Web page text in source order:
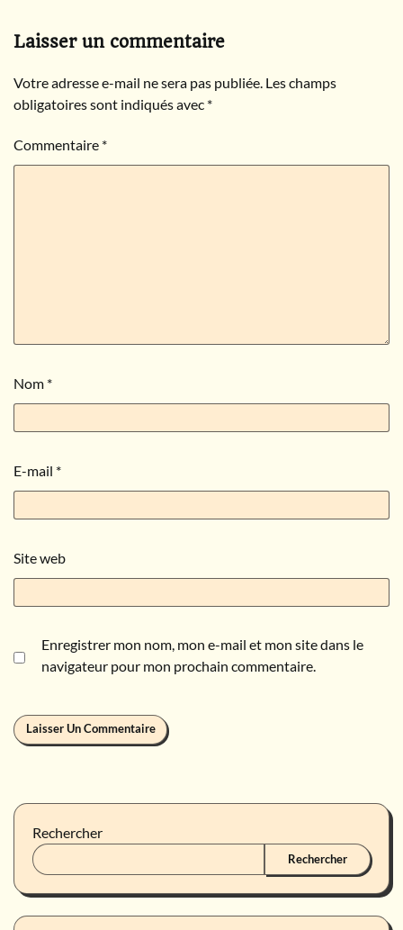
Laisser un commentaire
Votre adresse e-mail ne sera pas publiée. Les champs
obligatoires sont indiqués avec *
Commentaire *
Nom *
E-mail *
Site web
Enregistrer mon nom, mon e-mail et mon site dans le
navigateur pour mon prochain commentaire.
Rechercher
Rechercher